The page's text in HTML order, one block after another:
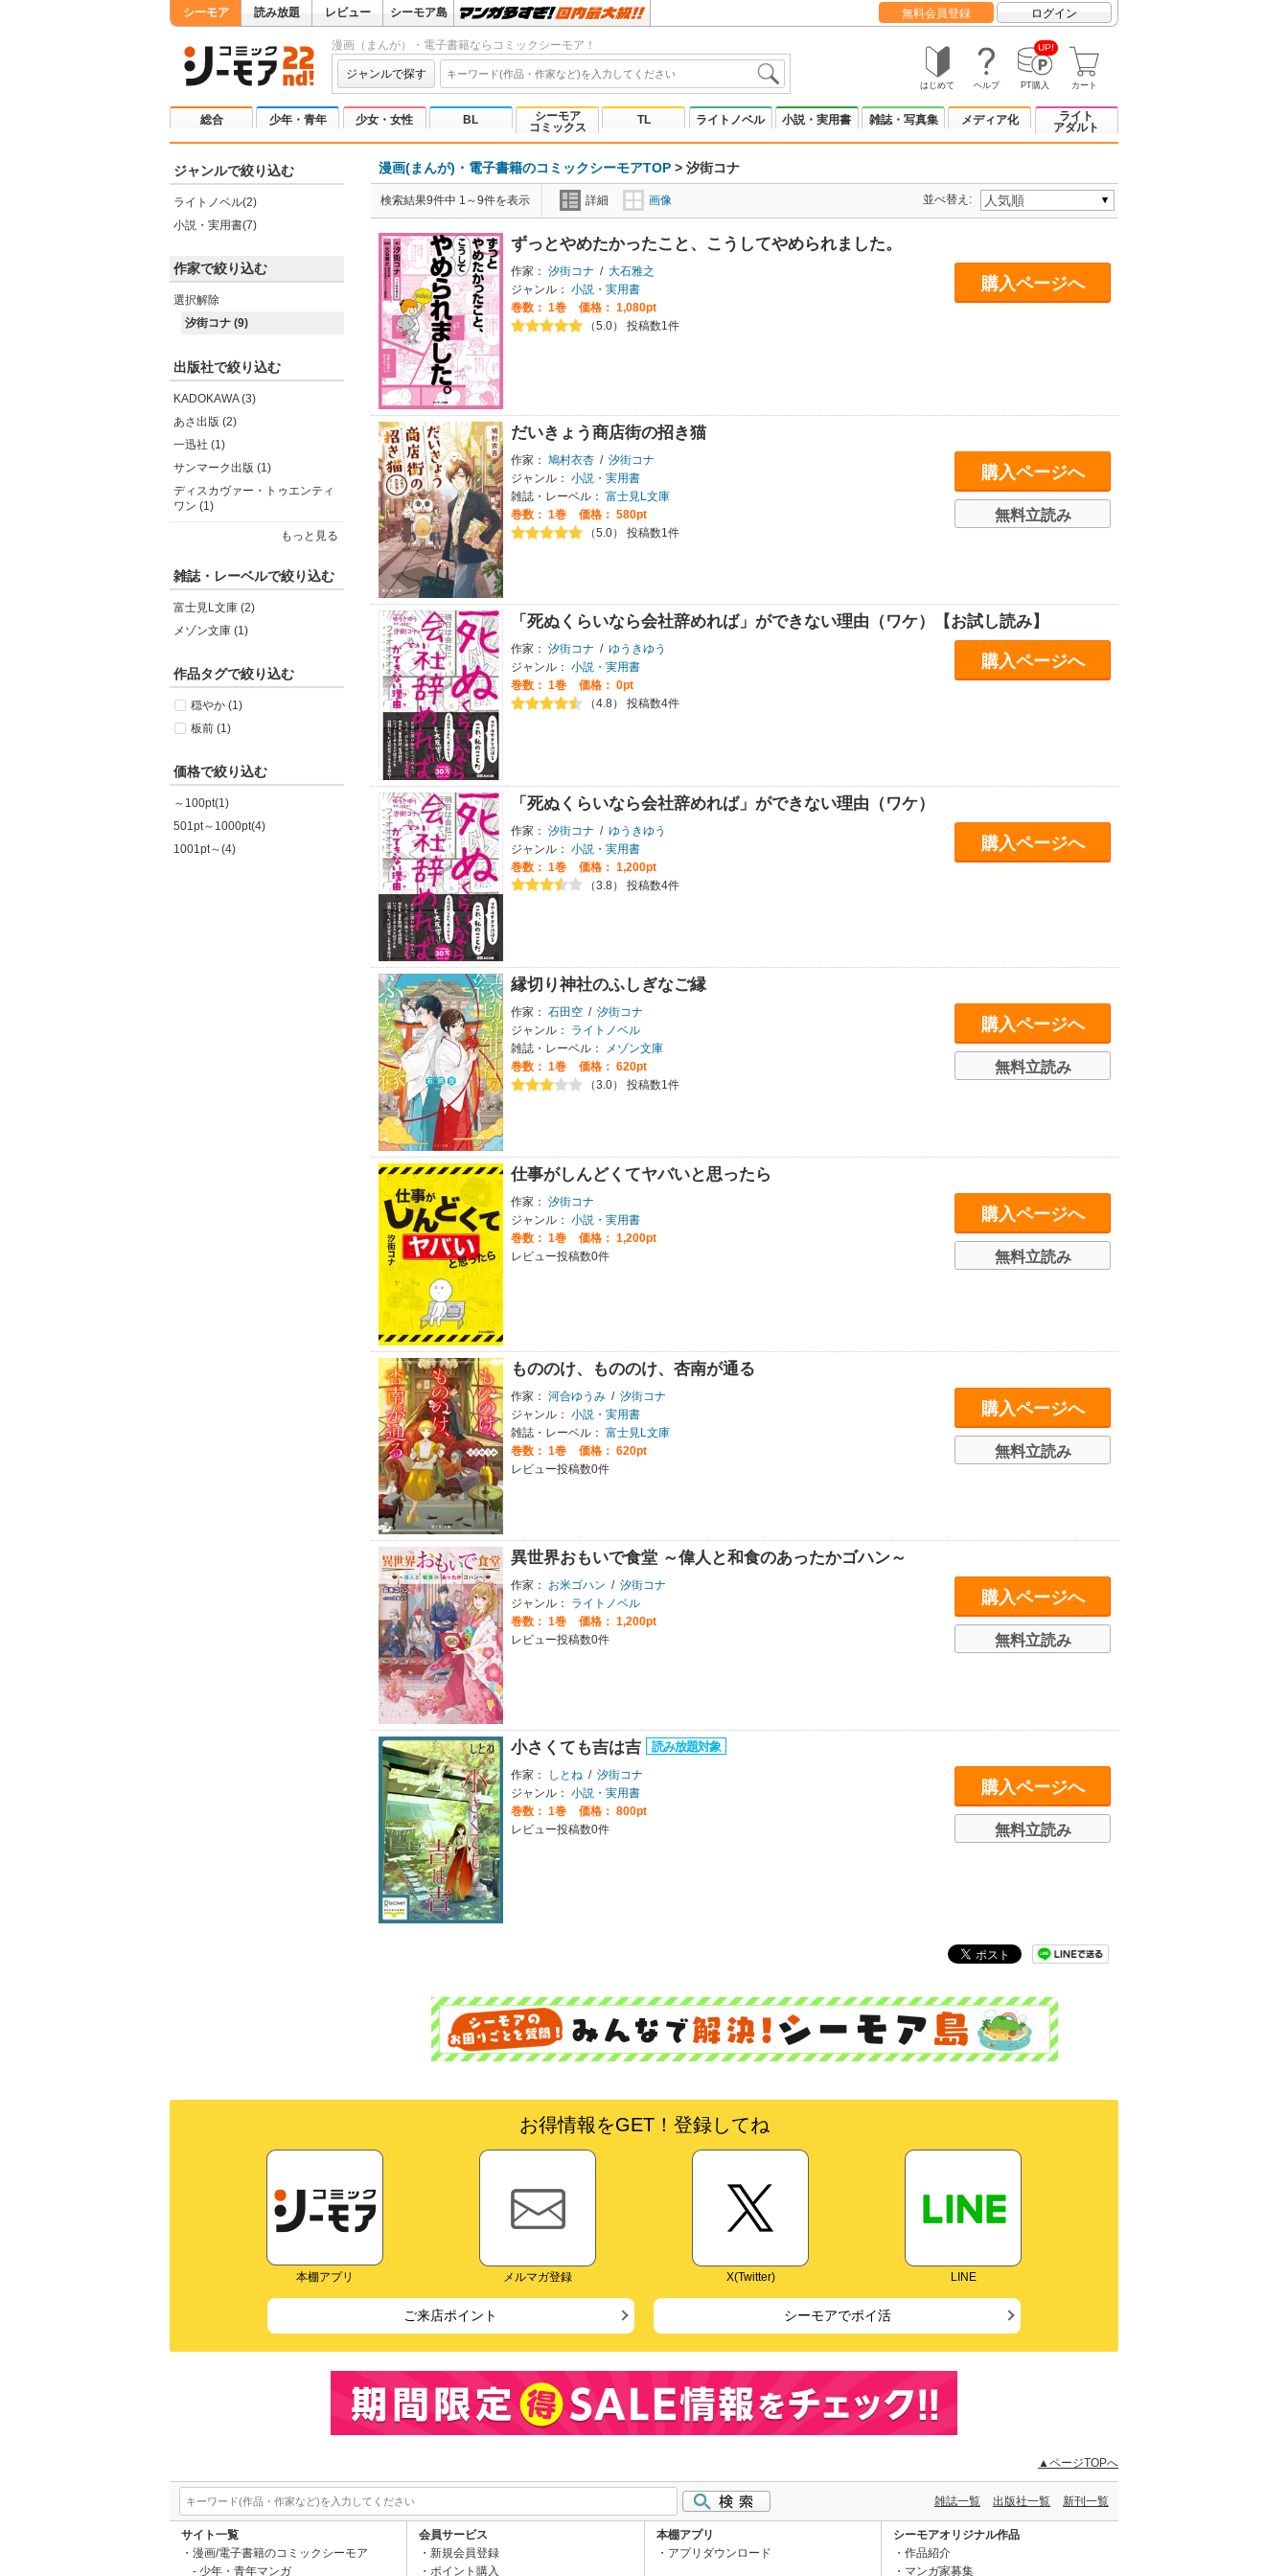
シーモア 読み放題 レビュー シーモア島 無料会員登録 ログイン
漫画（まんが）・電子書籍ならコミックシーモア！
ジャンルで探す
はじめて ヘルプ
UP!
PT購入 カート
総合 少年・青年 少女・女性 BL
シーモア
コミックス
TL ライトノベル 小説・実用書 雑誌・写真集 メディア化
ライト
アダルト
ジャンルで絞り込む
ライトノベル(2)
小説・実用書(7)
作家で絞り込む
選択解除
汐街コナ (9)
出版社で絞り込む
KADOKAWA (3)
あさ出版 (2)
一迅社 (1)
サンマーク出版 (1)
ディスカヴァー・トゥエンティ
ワン (1)
もっと見る
雑誌・レーベルで絞り込む
富士見L文庫 (2)
メゾン文庫 (1)
作品タグで絞り込む
穏やか (1)
板前 (1)
価格で絞り込む
～100pt(1)
501pt～1000pt(4)
1001pt～(4)
漫画(まんが)・電子書籍のコミックシーモアTOP > 汐街コナ
検索結果9件中 1～9件を表示 詳細 画像 並べ替え:
ずっとやめたかったこと、こうしてやめられました。
作家： 汐街コナ / 大石雅之
ジャンル： 小説・実用書
巻数： 1巻
価格： 1,080pt
（5.0） 投稿数1件
購入ページへ
だいきょう商店街の招き猫
作家： 鳩村衣杏 / 汐街コナ
ジャンル： 小説・実用書
雑誌・レーベル： 富士見L文庫
巻数： 1巻
価格： 580pt
（5.0） 投稿数1件
購入ページへ
無料立読み
「死ぬくらいなら会社辞めれば」ができない理由（ワケ）【お試し読み】
作家： 汐街コナ / ゆうきゆう
ジャンル： 小説・実用書
巻数： 1巻
価格： 0pt
（4.8） 投稿数4件
購入ページへ
「死ぬくらいなら会社辞めれば」ができない理由（ワケ）
作家： 汐街コナ / ゆうきゆう
ジャンル： 小説・実用書
巻数： 1巻
価格： 1,200pt
（3.8） 投稿数4件
購入ページへ
縁切り神社のふしぎなご縁
作家： 石田空 / 汐街コナ
ジャンル：
ライトノベル
雑誌・レーベル：
メゾン文庫
巻数： 1巻
価格： 620pt
（3.0） 投稿数1件
購入ページへ
無料立読み
仕事がしんどくてヤバいと思ったら
作家： 汐街コナ
ジャンル： 小説・実用書
巻数： 1巻
価格： 1,200pt
レビュー投稿数0件
購入ページへ
無料立読み
もののけ、もののけ、杏南が通る
作家： 河合ゆうみ / 汐街コナ
ジャンル： 小説・実用書
雑誌・レーベル： 富士見L文庫
巻数： 1巻
価格： 620pt
レビュー投稿数0件
購入ページへ
無料立読み
異世界おもいで食堂 ～偉人と和食のあったかゴハン～
作家： お米ゴハン / 汐街コナ
ジャンル：
ライトノベル
巻数： 1巻
価格： 1,200pt
レビュー投稿数0件
購入ページへ
無料立読み
小さくても吉は吉
作家： しとね / 汐街コナ
ジャンル： 小説・実用書
巻数： 1巻
価格： 800pt
レビュー投稿数0件
購入ページへ
無料立読み
お得情報をGET！登録してね
本棚アプリ メルマガ登録 X(Twitter) LINE
ご来店ポイント シーモアでポイ活
▲ページTOPへ
雑誌一覧 出版社一覧 新刊一覧
サイト一覧
漫画/電子書籍のコミックシーモア
少年・青年マンガ
会員サービス
新規会員登録
ポイント購入
本棚アプリ
アプリダウンロード
シーモアオリジナル作品
作品紹介
マンガ家募集